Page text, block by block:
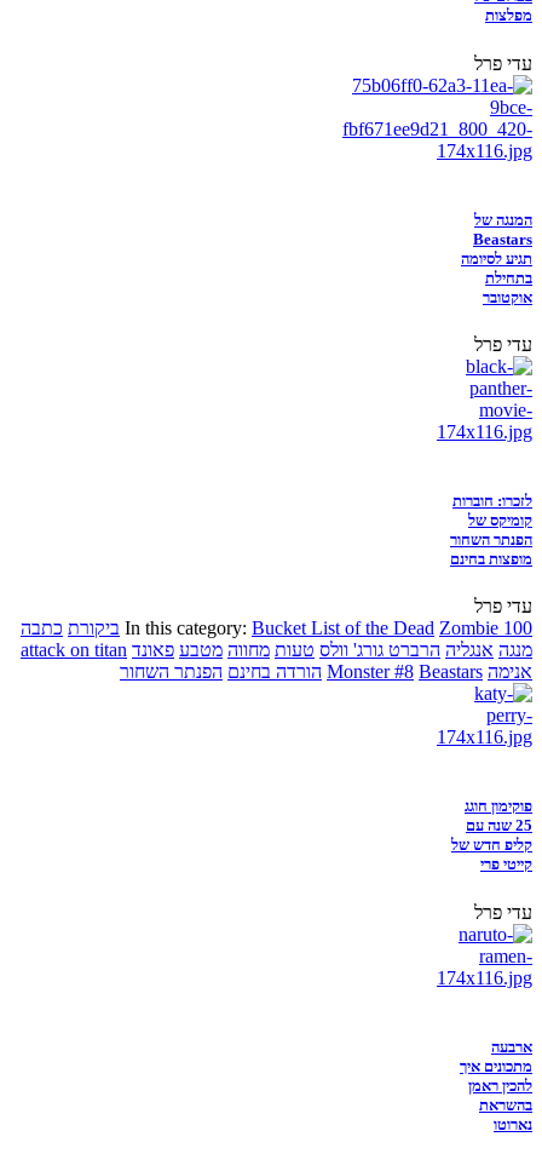
מפלצות
עדי פרל
המנגה של
Beastars
תגיע לסיומה
בתחילת
אוקטובר
עדי פרל
לזכרו: חוברות
קומיקס של
הפנתר השחור
מופצות בחינם
עדי פרל
In this category: Bucket List of the Dead Zombie 100 ביקורת כתבה
מנגה אנגליה הרברט גורג' וולס טעות מחווה מטבע פאונד attack on titan
אנימה
Monster #8 Beastars הורדה בחינם הפנתר השחור
פוקימון חוגג
25 שנה עם
קליפ חדש של
קייטי פרי
עדי פרל
ארבעה
מתכונים איך
להכין ראמן
בהשראת
נארוטו